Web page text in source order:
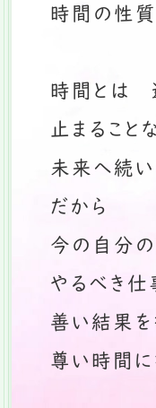
時間の性
時間とは
止まること
未来へ続い
だから
今の自分
やるべき
善い結果を
尊い時間に